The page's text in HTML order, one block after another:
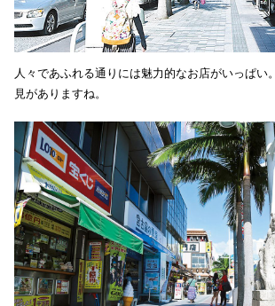
人々であふれる通りには魅力的なお店がいっぱい
見がありますね。